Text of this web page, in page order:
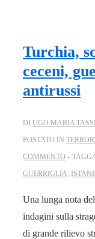
Turchia,
ceceni,
antirussi
DI UGO MARIA
POSTATO IN
COMMENTO
GUERRIGLIA
Una lunga nota
indagini sulla
di grande rilievo